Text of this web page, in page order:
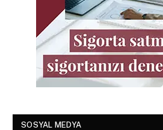
SOSYAL MEDYA